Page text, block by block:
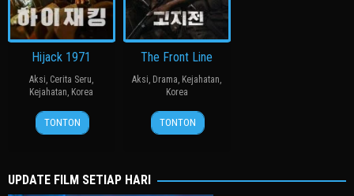
Hijack 1971
Aksi, Cerita Seru,
Kejahatan, Korea
21
Jun
Kim
Sung-
TONTON
The Front Line
Aksi, Drama, Kejahatan,
Korea
20
Jul
장
훈
TONTON
UPDATE FILM SETIAP HARI